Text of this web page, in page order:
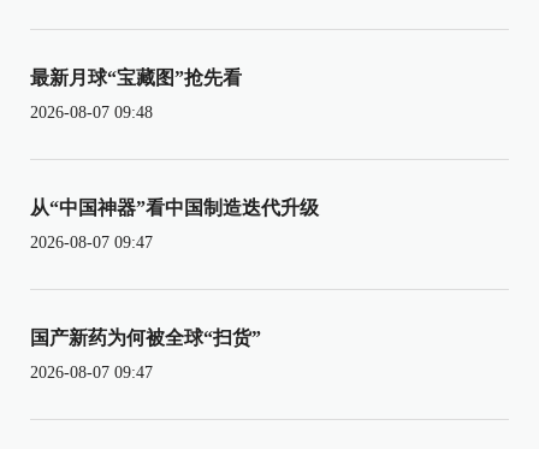
最新月球“宝藏图”抢先看
2026-08-07 09:48
从“中国神器”看中国制造迭代升级
2026-08-07 09:47
国产新药为何被全球“扫货”
2026-08-07 09:47